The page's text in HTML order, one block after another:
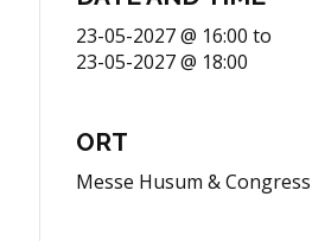
23-05-2027 @ 16:00to
23-05-2027 @ 18:00
ORT
Messe Husum & Congress